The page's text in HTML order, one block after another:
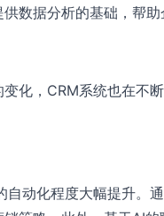
数据分析的基础，帮助
化，CRM系统也在不
自动化程度大幅提升。